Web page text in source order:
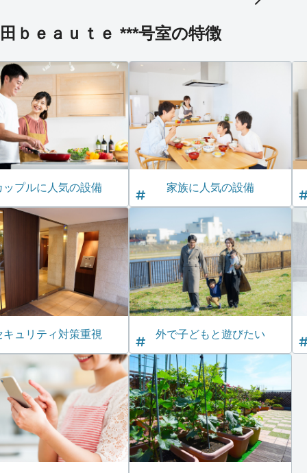
ｂｅａｕｔｅ ***号室の特徴
ップルに人気の設備 家族に人気の設備
キュリティ対策重視 外で子どもと遊びたい